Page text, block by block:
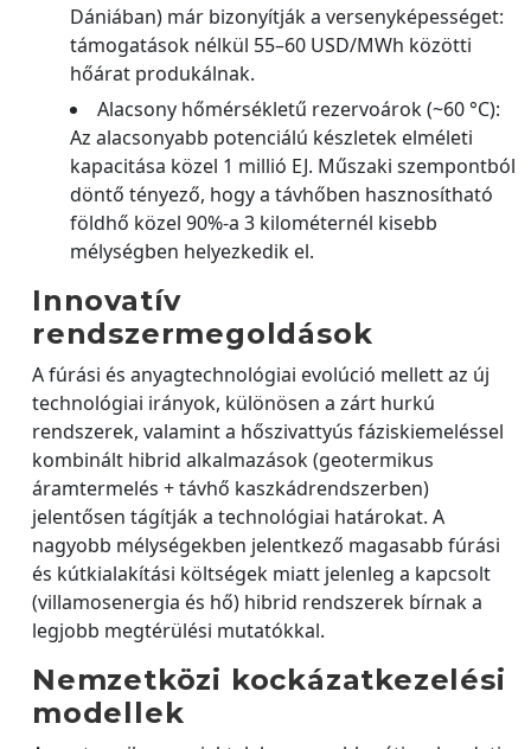
Dániában) már bizonyítják a versenyképességet:
támogatások nélkül 55–60 USD/MWh közötti
hőárat produkálnak.
Alacsony hőmérsékletű rezervoárok (~60 °C):
Az alacsonyabb potenciálú készletek elméleti
kapacitása közel 1 millió EJ. Műszaki szempontból
döntő tényező, hogy a távhőben hasznosítható
földhő közel 90%-a 3 kilométernél kisebb
mélységben helyezkedik el.
Innovatív
rendszermegoldások
A fúrási és anyagtechnológiai evolúció mellett az új
technológiai irányok, különösen a zárt hurkú
rendszerek, valamint a hőszivattyús fáziskiemeléssel
kombinált hibrid alkalmazások (geotermikus
áramtermelés + távhő kaszkádrendszerben)
jelentősen tágítják a technológiai határokat. A
nagyobb mélységekben jelentkező magasabb fúrási
és kútkialakítási költségek miatt jelenleg a kapcsolt
(villamosenergia és hő) hibrid rendszerek bírnak a
legjobb megtérülési mutatókkal.
Nemzetközi kockázatkezelési
modellek